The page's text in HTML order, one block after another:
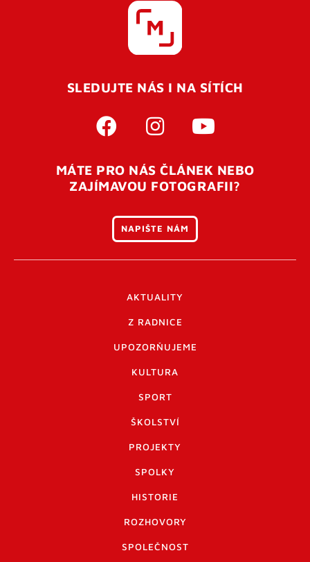
SLEDUJTE NÁS I NA SÍTÍCH
MÁTE PRO NÁS ČLÁNEK NEBO
ZAJÍMAVOU FOTOGRAFII?
NAPIŠTE NÁM
AKTUALITY
Z RADNICE
UPOZORŇUJEME
KULTURA
SPORT
ŠKOLSTVÍ
PROJEKTY
SPOLKY
HISTORIE
ROZHOVORY
SPOLEČNOST